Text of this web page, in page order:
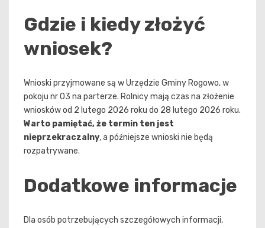
Gdzie i kiedy złożyć
wniosek?
Wnioski przyjmowane są w Urzędzie Gminy Rogowo, w
pokoju nr 03 na parterze. Rolnicy mają czas na złożenie
wniosków od 2 lutego 2026 roku do 28 lutego 2026 roku.
Warto pamiętać, że termin ten jest
nieprzekraczalny, a późniejsze wnioski nie będą
rozpatrywane.
Dodatkowe informacje
Dla osób potrzebujących szczegółowych informacji,